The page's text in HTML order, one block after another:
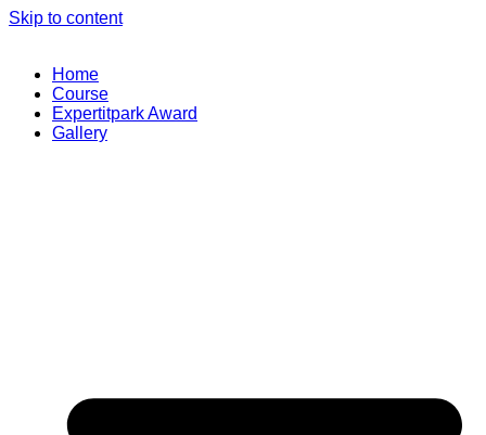
Skip to content
Home
Course
Expertitpark Award
Gallery